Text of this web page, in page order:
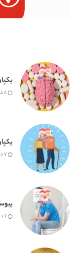
8 دقیقه مطالعه
7 دقیقه مطالعه
6 دقیقه مطالعه